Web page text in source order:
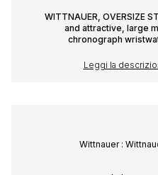
WITTNAUER, OVERSIZE
and attractive, large
chronograph
Leggi la
Wittnauer :